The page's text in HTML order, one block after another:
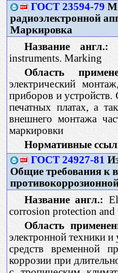
ГОСТ 23594-79
радиоэлектронной
Маркировка
Название англ.:
instruments. Marking
Область
электрический
приборов и устройств.
печатных платах, а
внешнего монтажа
маркировки
Нормативные
ГОСТ 24927-81
Общие требования к
Название англ.:
corrosion protection and
Область
электронной техники
средств временной
коррозии при